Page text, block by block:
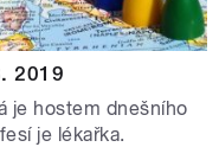
2019
je hostem dnešního
je lékařka.